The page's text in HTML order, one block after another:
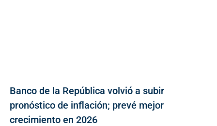
Banco de la República volvió a subir
pronóstico de inflación; prevé mejor
crecimiento en 2026